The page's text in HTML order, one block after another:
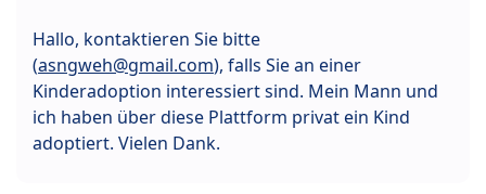
Hallo, kontaktieren Sie bitte
(asngweh@gmail.com), falls Sie an einer
Kinderadoption interessiert sind. Mein Mann und
ich haben über diese Plattform privat ein Kind
adoptiert. Vielen Dank.